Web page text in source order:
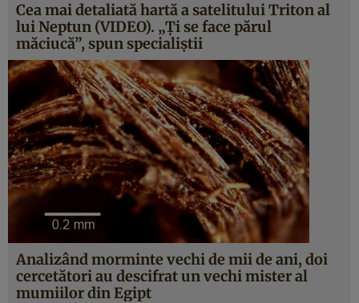
Cea mai detaliată hartă a satelitului Triton al
lui Neptun (VIDEO). „Ţi se face părul
măciucă”, spun specialiştii
Analizând morminte vechi de mii de ani, doi
cercetători au descifrat un vechi mister al
mumiilor din Egipt